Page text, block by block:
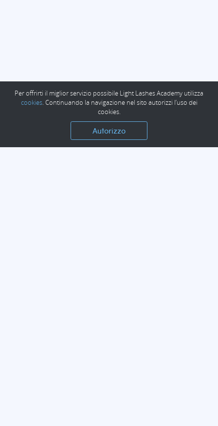
Per offrirti il miglior servizio possibile Light Lashes Academy utilizza
cookies. Continuando la navigazione nel sito autorizzi l’uso dei
cookies.
Autorizzo